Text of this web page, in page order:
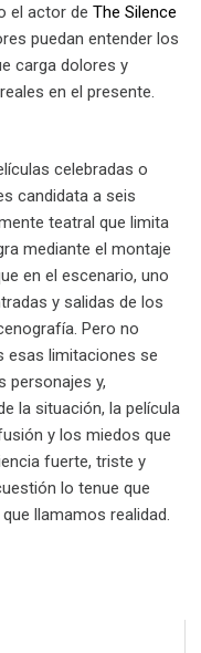
el actor de The Silence
puedan entender los
carga dolores y
en el presente.
celebradas o
candidata a seis
teatral que limita
mediante el montaje
en el escenario, uno
y salidas de los
Pero no
esas limitaciones se
personajes y,
la situación, la película
y los miedos que
fuerte, triste y
lo tenue que
llamamos realidad.